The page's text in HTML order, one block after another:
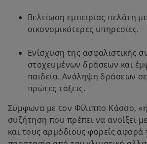
Βελτίωση εμπειρίας πελάτη
οικονομικότερες υπηρεσίες.
Ενίσχυση της ασφαλιστικής
στοχευμένων δράσεων και
παιδεία. Ανάληψη δράσεων
πρώτες τάξεις.
Σύμφωνα με τον Φίλιππο Κάσσο,
συζήτηση που πρέπει να ανοίξει
και τους αρμόδιους φορείς αφορά